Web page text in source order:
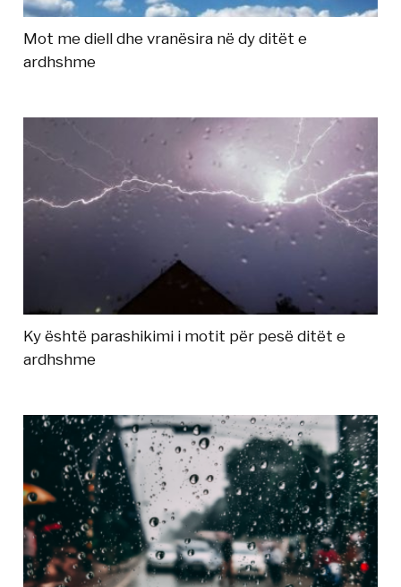
Mot me diell dhe vranësira në dy ditët e
ardhshme
Ky është parashikimi i motit për pesë ditët e
ardhshme